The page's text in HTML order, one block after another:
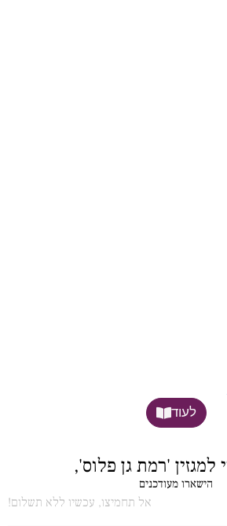
לעוד
למגזין 'רמת גן פלוס',
הישארו מעודכנים
אל תחמיצו, עכשיו ללא תשלום!